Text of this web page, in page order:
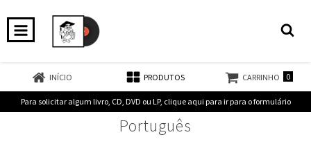
INÍCIO PRODUTOS CARRINHO 0
Para solicitar algum livro, CD, DVD ou LP, clique aqui para ir para o formulário
Português